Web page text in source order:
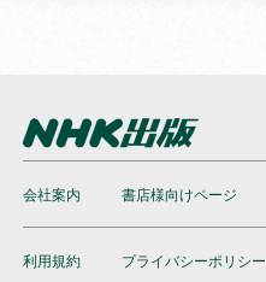
会社案内 書店様向けページ
利用規約 プライバシーポリシー